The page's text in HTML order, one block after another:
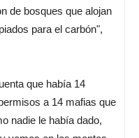
de bosques que alojan
para el carbón",
que había 14
a 14 mafias que
nadie le había dado,